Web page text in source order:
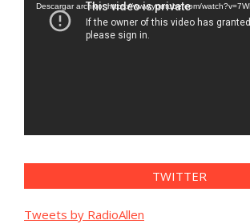
vídeo
Descargar archivo: https://www.youtube.com/
TWITTER
Tweets by RadioAllen